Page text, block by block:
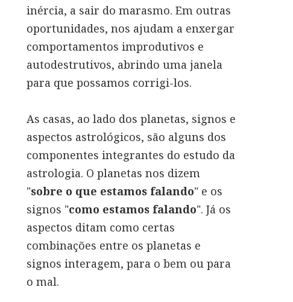
inércia, a sair do marasmo. Em outras
oportunidades, nos ajudam a enxergar
comportamentos improdutivos e
autodestrutivos, abrindo uma janela
para que possamos corrigi-los.
As casas, ao lado dos planetas, signos e
aspectos astrológicos, são alguns dos
componentes integrantes do estudo da
astrologia. O planetas nos dizem
"sobre o que estamos falando" e os
signos "como estamos falando". Já os
aspectos ditam como certas
combinações entre os planetas e
signos interagem, para o bem ou para
o mal.